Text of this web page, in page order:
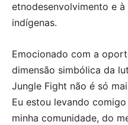
etnodesenvolvimento e
indígenas.
Emocionado com a
dimensão simbólica da
Jungle Fight não é só
Eu estou levando
minha comunidade, do